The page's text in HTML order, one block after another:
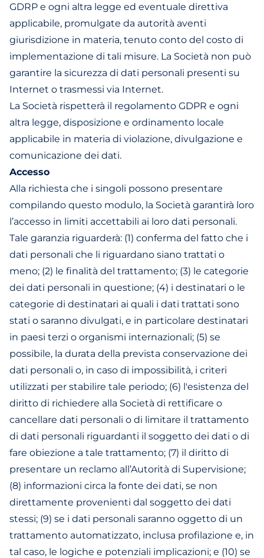
GDRP e ogni altra legge ed eventuale direttiva
applicabile, promulgate da autorità aventi
giurisdizione in materia, tenuto conto del costo di
implementazione di tali misure. La Società non può
garantire la sicurezza di dati personali presenti su
Internet o trasmessi via Internet.
La Società rispetterà il regolamento GDPR e ogni
altra legge, disposizione e ordinamento locale
applicabile in materia di violazione, divulgazione e
comunicazione dei dati.
Accesso
Alla richiesta che i singoli possono presentare
compilando questo modulo, la Società garantirà loro
l’accesso in limiti accettabili ai loro dati personali.
Tale garanzia riguarderà: (1) conferma del fatto che i
dati personali che li riguardano siano trattati o
meno; (2) le finalità del trattamento; (3) le categorie
dei dati personali in questione; (4) i destinatari o le
categorie di destinatari ai quali i dati trattati sono
stati o saranno divulgati, e in particolare destinatari
in paesi terzi o organismi internazionali; (5) se
possibile, la durata della prevista conservazione dei
dati personali o, in caso di impossibilità, i criteri
utilizzati per stabilire tale periodo; (6) l'esistenza del
diritto di richiedere alla Società di rettificare o
cancellare dati personali o di limitare il trattamento
di dati personali riguardanti il soggetto dei dati o di
fare obiezione a tale trattamento; (7) il diritto di
presentare un reclamo all’Autorità di Supervisione;
(8) informazioni circa la fonte dei dati, se non
direttamente provenienti dal soggetto dei dati
stessi; (9) se i dati personali saranno oggetto di un
trattamento automatizzato, inclusa profilazione e, in
tal caso, le logiche e potenziali implicazioni; e (10) se